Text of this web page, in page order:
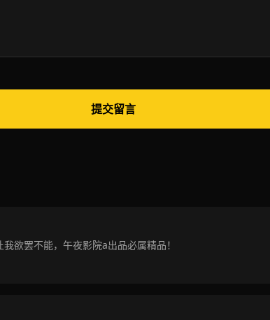
提交留言
欲罢不能，午夜影院a出品必属精品！